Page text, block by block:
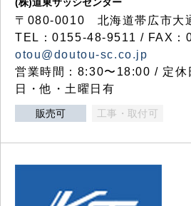
〒080-0010 北海道帯広市大
TEL：0155-48-9511 / FAX
otou@doutou-sc.co.jp
営業時間：8:30〜18:00 / 定休
日・他・土曜日有
販売可 工事・取付可